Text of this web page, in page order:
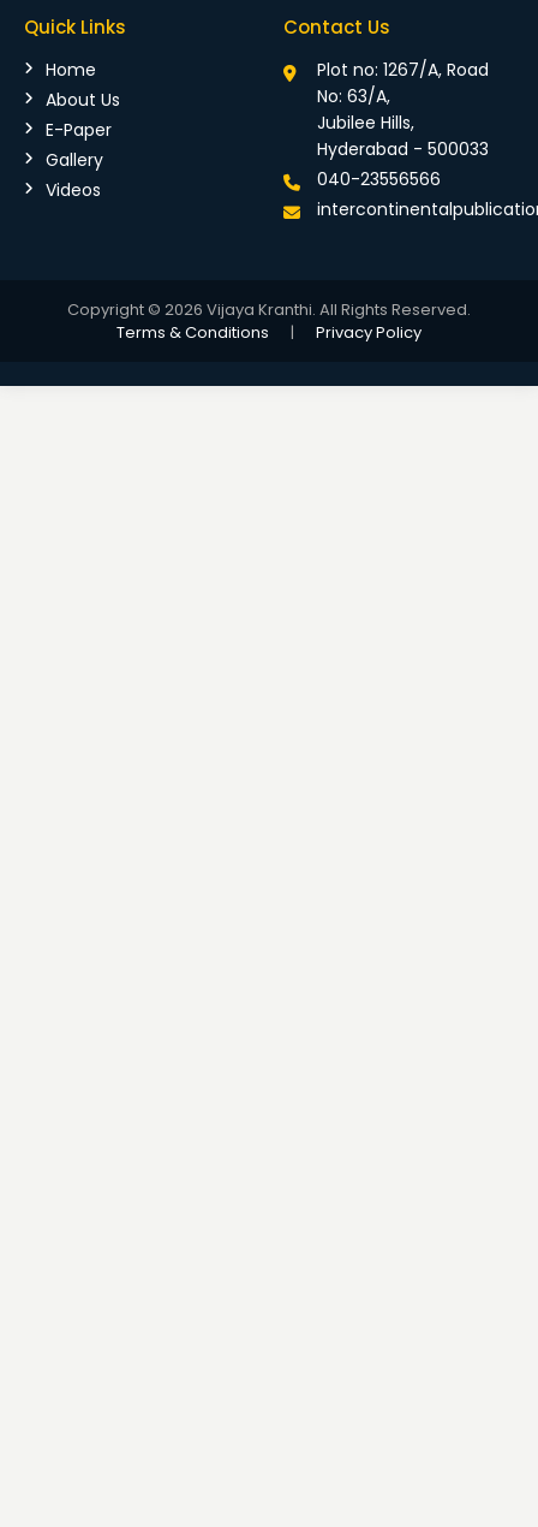
Quick Links
Home
About Us
E-Paper
Gallery
Videos
Contact Us
Plot no: 1267/A, Road
No: 63/A,
Jubilee Hills,
Hyderabad - 500033
040-23556566
Copyright © 2026 Vijaya Kranthi. All Rights Reserved.
Terms & Conditions
| Privacy Policy